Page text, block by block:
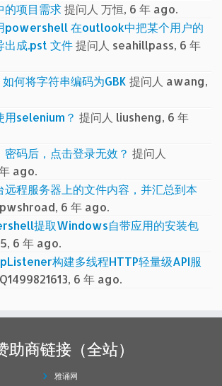
的项目需求提问人 万恒, 6 年 ago.
powershell 在outlook中把某个用户的
出成.pst 文件提问人 seahillpass, 6 年
何将字符串编码为GBK 提问人 awang,
用selenium？ 提问人 liusheng, 6 年
密码后，点击登录无效？ 提问人
ago.
远程服务器上的文件内容，并汇总到本
6 年 ago.
提取Windows自带应用的安装包
6 年 ago.
构建多线程HTTP轻量级API服
6 年 ago.
助商链接（全站）
雅诵网